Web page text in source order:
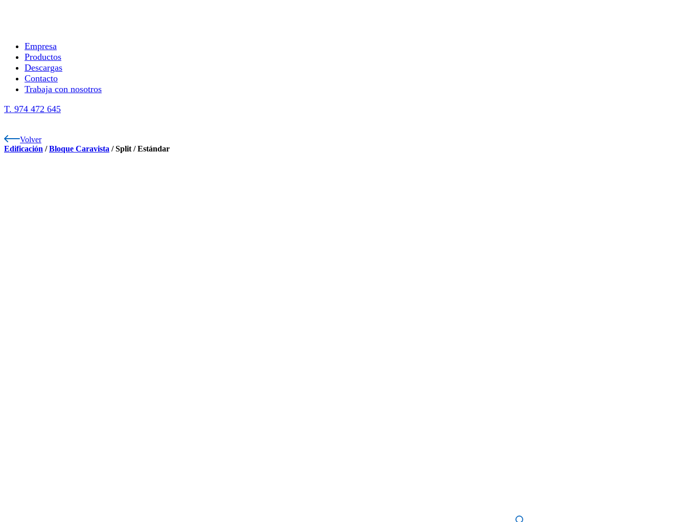
Empresa
Productos
Descargas
Contacto
Trabaja con nosotros
T. 974 472 645
Volver
Edificación /Bloque Caravista /Split /Estándar